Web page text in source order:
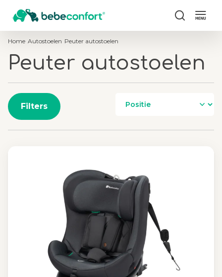
Zoek
Home Autostoelen Peuter autostoelen
Peuter autostoelen
Filters